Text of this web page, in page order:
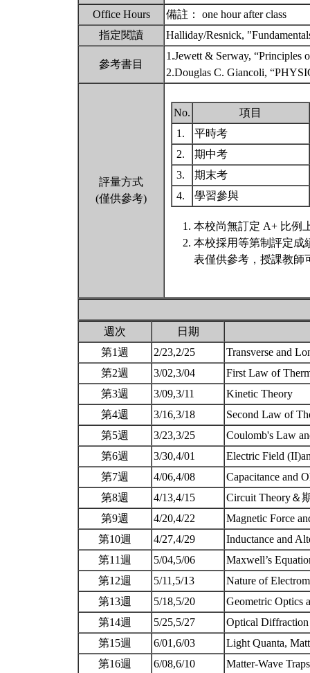
Office Hours
備註： one hour after class
指定閱讀
Halliday/Resnick,
參考書目
1.Jewett & Serway, “Principles
2.Douglas C. Giancoli,
評量方式
(僅供參考)
No.
項目
1.
平時考
2.
期中考
3.
期末考
4.
學習參與
本校尚無訂定 A+ 比例
本校採用等第制評定成
表僅供參考，授課教師
週次
日期
第1週
2/23,2/25
Transverse and
第2週
3/02,3/04
First Law of
第3週
3/09,3/11
Kinetic Theory
第4週
3/16,3/18
Second Law of
第5週
3/23,3/25
Coulomb's Law
第6週
3/30,4/01
Electric Field
第7週
4/06,4/08
Capacitance and
第8週
4/13,4/15
Circuit Theory＆
第9週
4/20,4/22
Magnetic Force
第10週
4/27,4/29
Inductance and
第11週
5/04,5/06
Maxwell’s
第12週
5/11,5/13
Nature of
第13週
5/18,5/20
Geometric Optics
第14週
5/25,5/27
Optical
第15週
6/01,6/03
Light Quanta,
第16週
6/08,6/10 Matter-Wave